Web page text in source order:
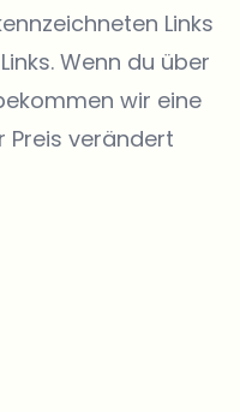
Links
Wenn du über
wir eine
Preis verändert